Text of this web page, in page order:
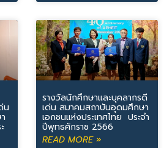
น
รางวัลนักศึกษาและบุคลากรดี
เด่น สมาคมสถาบันอุดมศึกษา
เอกชนแห่งประเทศไทย ประจำ
ปีพุทธศักราช 2566
READ MORE »